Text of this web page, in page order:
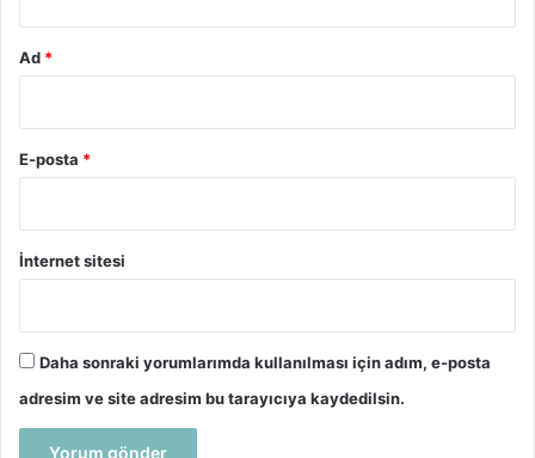
Ad *
E-posta *
İnternet sitesi
Daha sonraki yorumlarımda kullanılması için adım, e-posta
adresim ve site adresim bu tarayıcıya kaydedilsin.